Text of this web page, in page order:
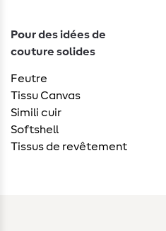
Pour des idées de
couture solides
Feutre
Tissu Canvas
Simili cuir
Softshell
Tissus de revêtement